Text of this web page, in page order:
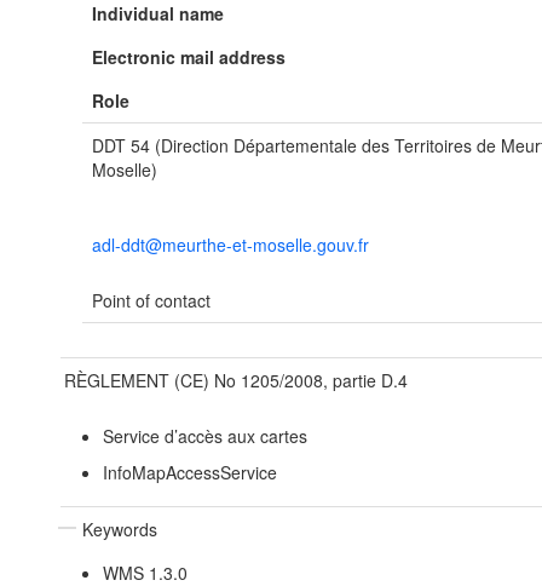
Individual name
Electronic mail address
Role
DDT 54 (Direction Départementale des Territoires de
Moselle)
adl-ddt@meurthe-et-moselle.gouv.fr
Point of contact
RÈGLEMENT (CE) No 1205/2008, partie D.4
Service d’accès aux cartes
InfoMapAccessService
Keywords
WMS 1.3.0